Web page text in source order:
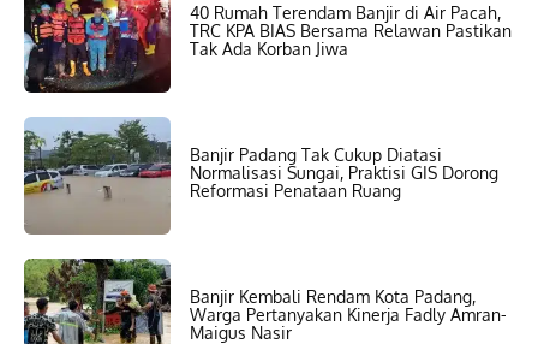
40 Rumah Terendam Banjir di Air Pacah,
TRC KPA BIAS Bersama Relawan Pastikan
Tak Ada Korban Jiwa
Banjir Padang Tak Cukup Diatasi
Normalisasi Sungai, Praktisi GIS Dorong
Reformasi Penataan Ruang
Banjir Kembali Rendam Kota Padang,
Warga Pertanyakan Kinerja Fadly Amran-
Maigus Nasir